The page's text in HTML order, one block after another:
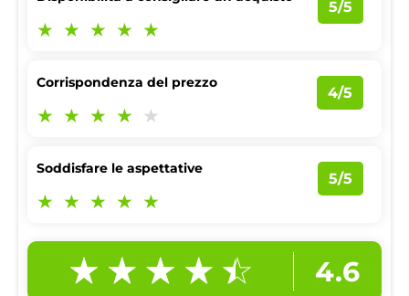
5/5
Corrispondenza del prezzo
4/5
Soddisfare le aspettative
5/5
4.6